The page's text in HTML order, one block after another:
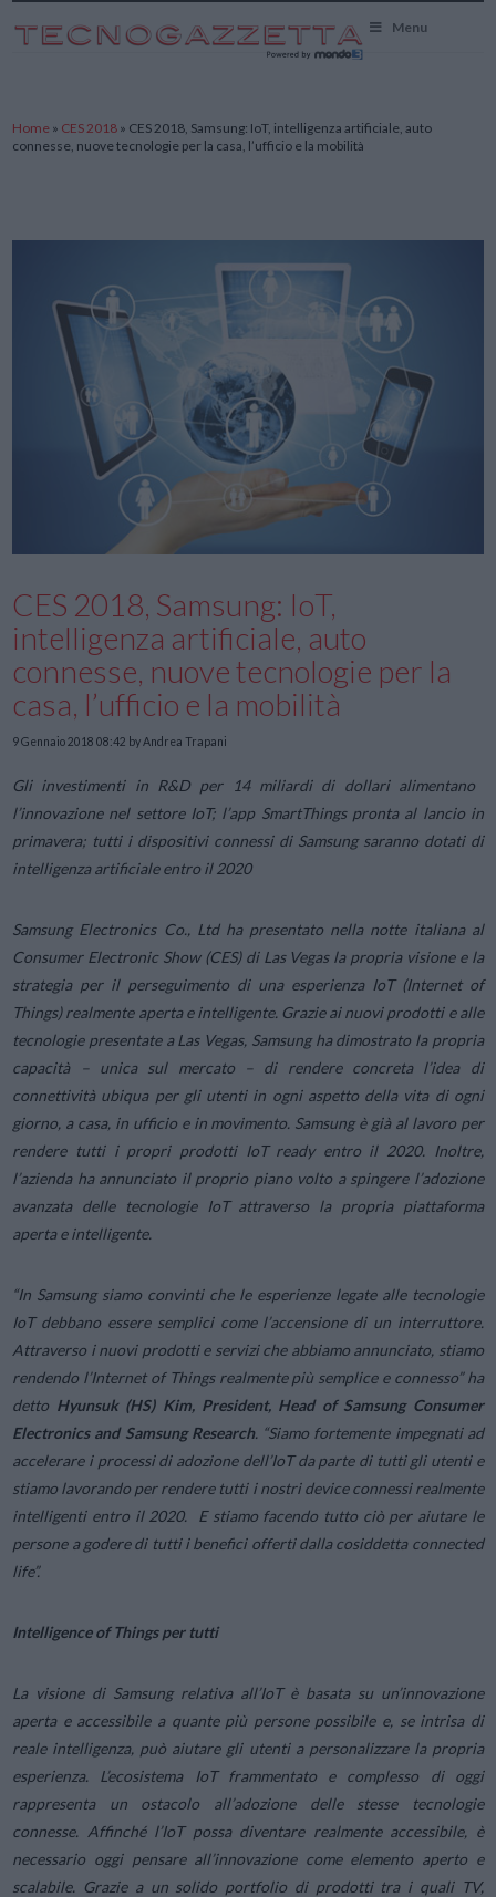
Menu
Home » CES 2018 » CES 2018, Samsung: IoT, intelligenza artificiale, auto
connesse, nuove tecnologie per la casa, l’ufficio e la mobilità
CES 2018, Samsung: IoT,
intelligenza artificiale, auto
connesse, nuove tecnologie per la
casa, l’ufficio e la mobilità
9 Gennaio 2018 08:42 by Andrea Trapani
Gli investimenti in R&D per 14 miliardi di dollari alimentano
l’innovazione nel settore IoT; l’app SmartThings pronta al lancio in
primavera; tutti i dispositivi connessi di Samsung saranno dotati di
intelligenza artificiale entro il 2020
Samsung Electronics Co., Ltd ha presentato nella notte italiana al
Consumer Electronic Show (CES) di Las Vegas la propria visione e la
strategia per il perseguimento di una esperienza IoT (Internet of
Things) realmente aperta e intelligente. Grazie ai nuovi prodotti e alle
tecnologie presentate a Las Vegas, Samsung ha dimostrato la propria
capacità – unica sul mercato – di rendere concreta l’idea di
connettività ubiqua per gli utenti in ogni aspetto della vita di ogni
giorno, a casa, in ufficio e in movimento. Samsung è già al lavoro per
rendere tutti i propri prodotti IoT readyentro il 2020. Inoltre,
l’azienda ha annunciato il proprio piano volto a spingere l’adozione
avanzata delle tecnologie IoT attraverso la propria piattaforma
aperta e intelligente.
“In Samsung siamo convinti che le esperienze legate alle tecnologie
IoT debbano essere semplici come l’accensione di un interruttore.
Attraverso i nuovi prodotti e servizi che abbiamo annunciato, stiamo
rendendo l’Internet of Things realmente più semplice e connesso” ha
detto Hyunsuk (HS) Kim, President, Head of Samsung Consumer
Electronics and Samsung Research. “Siamo fortemente impegnati ad
accelerare i processi di adozione dell’IoT da parte di tutti gli utenti e
stiamo lavorando per rendere tutti i nostri device connessi realmente
intelligentientro il 2020. E stiamo facendo tutto ciò per aiutare le
persone a godere di tutti i benefici offerti dalla cosiddetta connected
life”.
Intelligence of Thingsper tutti
La visione di Samsung relativa all’IoT è basata su un’innovazione
aperta e accessibile a quante più persone possibile e, se intrisa di
reale intelligenza, può aiutare gli utenti a personalizzare la propria
esperienza. L’ecosistema IoT frammentato e complesso di oggi
rappresenta un ostacolo all’adozione delle stesse tecnologie
connesse. Affinché l’IoT possa diventare realmente accessibile, è
necessario oggi pensare all’innovazione come elemento aperto e
scalabile. Grazie a un solido portfolio di prodotti tra i quali TV,